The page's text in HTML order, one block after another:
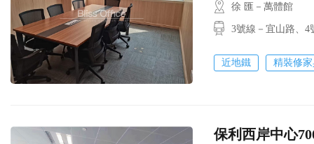
徐 匯－萬體館
3號線－宜山路
近地鐵 精裝修
保利西岸中心